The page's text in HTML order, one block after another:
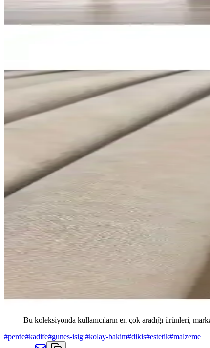
Bu koleksiyonda kullanıcıların en çok aradığı ürünleri,
#perde#kadife#gunes-isigi#kolay-bakim#dikis#estetik#malzeme